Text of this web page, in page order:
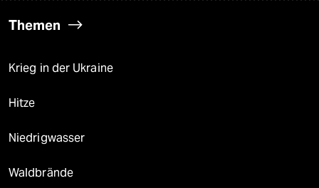
Themen
Krieg in der Ukraine
Hitze
Niedrigwasser
Waldbrände